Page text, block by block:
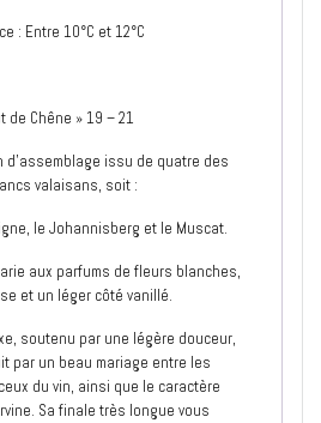
: Entre 10°C et 12°C
de Chêne » 19 – 21
d’assemblage issu de quatre des
valaisans, soit :
le Johannisberg et le Muscat.
aux parfums de fleurs blanches,
et un léger côté vanillé.
soutenu par une légère douceur,
par un beau mariage entre les
du vin, ainsi que le caractère
Sa finale très longue vous